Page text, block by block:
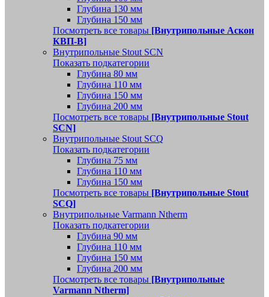
Глубина 130 мм
Глубина 150 мм
Посмотреть все товары [Внутрипольные Аскон
КВП-В]
Внутрипольные Stout SCN
Показать подкатегории
Глубина 80 мм
Глубина 110 мм
Глубина 150 мм
Глубина 200 мм
Посмотреть все товары [Внутрипольные Stout
SCN]
Внутрипольные Stout SCQ
Показать подкатегории
Глубина 75 мм
Глубина 110 мм
Глубина 150 мм
Посмотреть все товары [Внутрипольные Stout
SCQ]
Внутрипольные Varmann Ntherm
Показать подкатегории
Глубина 90 мм
Глубина 110 мм
Глубина 150 мм
Глубина 200 мм
Посмотреть все товары [Внутрипольные
Varmann Ntherm]